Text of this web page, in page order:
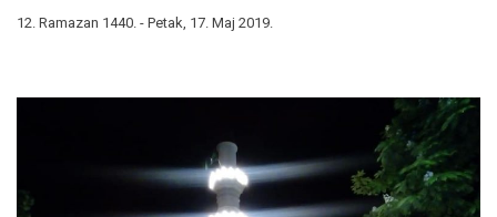
12. Ramazan 1440. - Petak, 17. Maj 2019.